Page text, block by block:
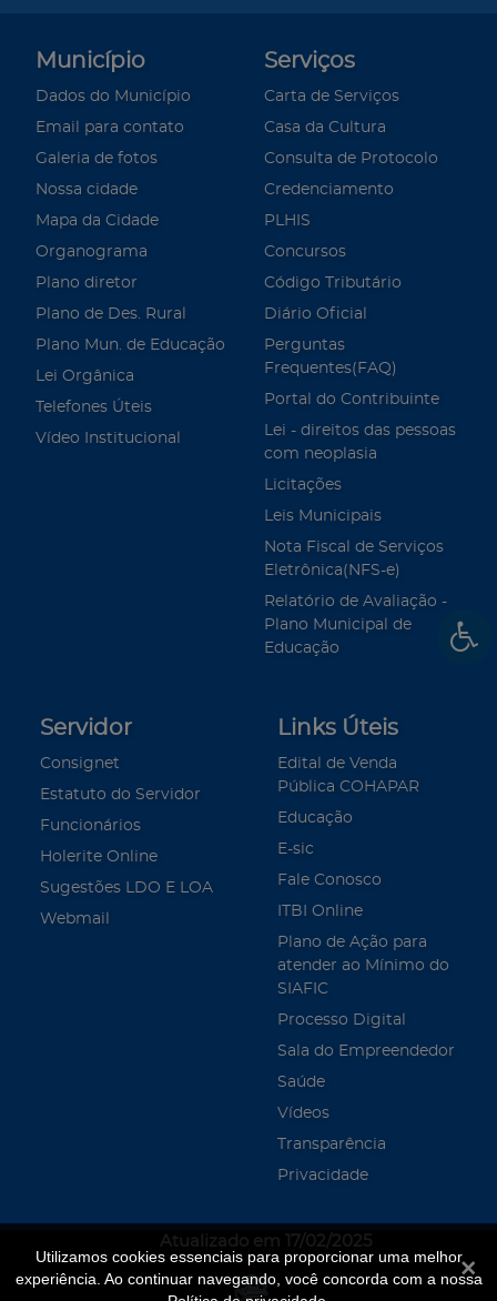
Utilizamos cookies essenciais para proporcionar uma melhor
experiência. Ao continuar navegando, você concorda com a nossa
Município
Dados do Município
Email para contato
Galeria de fotos
Nossa cidade
Mapa da Cidade
Organograma
Plano diretor
Plano de Des. Rural
Plano Mun. de Educação
Lei Orgânica
Telefones Úteis
Vídeo Institucional
Serviços
Carta de Serviços
Casa da Cultura
Consulta de Protocolo
Credenciamento
PLHIS
Concursos
Código Tributário
Diário Oficial
Perguntas
Frequentes(FAQ)
Portal do Contribuinte
Lei - direitos das pessoas
com neoplasia
Licitações
Leis Municipais
Nota Fiscal de Serviços
Eletrônica(NFS-e)
Relatório de Avaliação -
Plano Municipal de
Educação
Servidor
Consignet
Estatuto do Servidor
Funcionários
Holerite Online
Sugestões LDO E LOA
Webmail
Links Úteis
Edital de Venda
Pública COHAPAR
Educação
E-sic
Fale Conosco
ITBI Online
Plano de Ação para
atender ao Mínimo do
SIAFIC
Processo Digital
Sala do Empreendedor
Saúde
Vídeos
Transparência
Privacidade
Atualizado em 17/02/2025